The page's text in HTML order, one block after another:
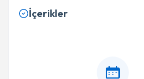
İçerikler